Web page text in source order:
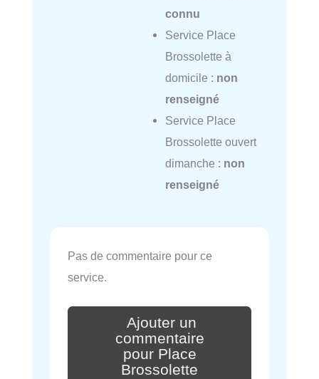
connu
Service Place
Brossolette à
domicile : non
renseigné
Service Place
Brossolette ouvert
dimanche : non
renseigné
Pas de commentaire pour ce
service.
Ajouter un
commentaire
pour Place
Brossolette